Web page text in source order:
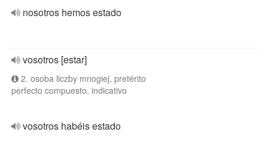
nosotros hemos estado
vosotros [estar]
2. osoba liczby mnogiej, pretérito
perfecto compuesto, indicativo
vosotros habéis estado